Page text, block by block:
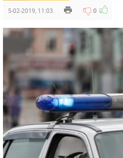
5-02-2019, 11:03 0